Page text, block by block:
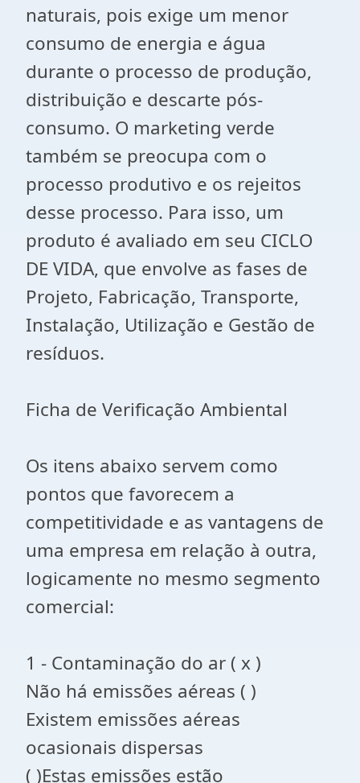
naturais, pois exige um menor
consumo de energia e água
durante o processo de produção,
distribuição e descarte pós-
consumo. O marketing verde
também se preocupa com o
processo produtivo e os rejeitos
desse processo. Para isso, um
produto é avaliado em seu CICLO
DE VIDA, que envolve as fases de
Projeto, Fabricação, Transporte,
Instalação, Utilização e Gestão de
resíduos.
Ficha de Verificação Ambiental
Os itens abaixo servem como
pontos que favorecem a
competitividade e as vantagens de
uma empresa em relação à outra,
logicamente no mesmo segmento
comercial:
1 - Contaminação do ar ( x )
Não há emissões aéreas ( )
Existem emissões aéreas
ocasionais dispersas
( )Estas emissões estão